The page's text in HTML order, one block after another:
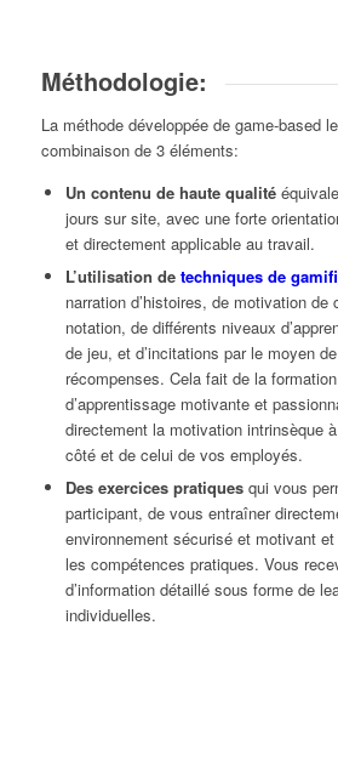
Méthodologie:
La méthode développée de game-based
combinaison de 3 éléments:
Un contenu de haute qualité
jours sur site, avec une forte
et directement applicable au travail.
L’utilisation de techniques de
narration d’histoires, de motivation de
notation, de différents niveaux
de jeu, et d’incitations par le moyen
récompenses. Cela fait de la
d’apprentissage motivante et
directement la motivation intrinsèque
côté et de celui de vos employés.
Des exercices pratiquesqui vous
participant, de vous entraîner
environnement sécurisé et motivant
les compétences pratiques. Vous
d’information détaillé sous forme de
individuelles.